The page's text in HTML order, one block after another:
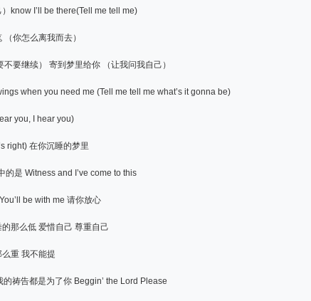
）know I’ll be there(Tell me tell me)
你怎么离我而去）
不要继续） 寄到梦里给你 （让我问我自己）
when you need me (Tell me tell me what’s it gonna be)
you, I hear you)
right) 在你沉睡的梦里
的是 Witness and I’ve come to this
be with me 请你放心
那么低 爱惜自己 尊重自己
重 我不能提
的祷告都是为了你 Beggin’ the Lord Please